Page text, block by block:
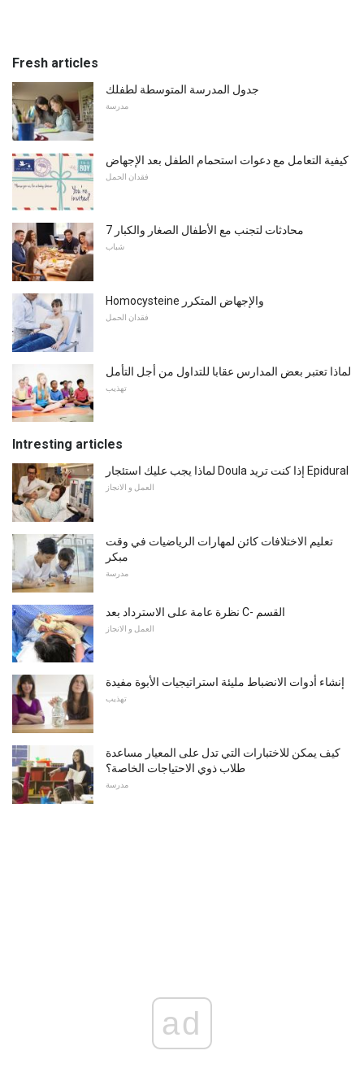
Fresh articles
جدول المدرسة المتوسطة لطفلك
مدرسة
كيفية التعامل مع دعوات استحمام الطفل بعد الإجهاض
فقدان الحمل
7 محادثات لتجنب مع الأطفال الصغار والكبار
شباب
Homocysteine ​​والإجهاض المتكرر
فقدان الحمل
لماذا تعتبر بعض المدارس عقابا للتداول من أجل التأمل
تهذيب
Intresting articles
لماذا يجب عليك استئجار Doula إذا كنت تريد Epidural
العمل و الانجاز
تعليم الاختلافات كائن لمهارات الرياضيات في وقت
مبكر
مدرسة
نظرة عامة على الاسترداد بعد C- القسم
العمل و الانجاز
إنشاء أدوات الانضباط مليئة استراتيجيات الأبوة مفيدة
تهذيب
كيف يمكن للاختبارات التي تدل على المعيار مساعدة
طلاب ذوي الاحتياجات الخاصة؟
مدرسة
ad